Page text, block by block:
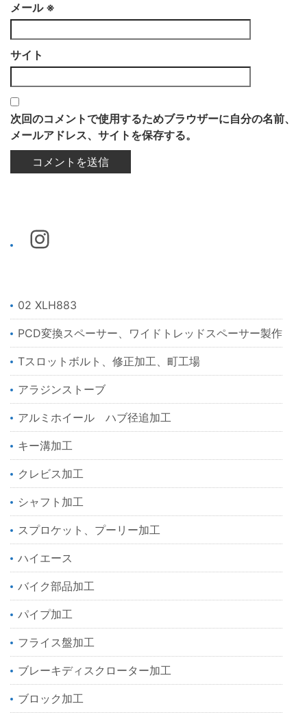
メール ※
サイト
次回のコメントで使用するためブラウザーに自分の名前、
メールアドレス、サイトを保存する。
02 XLH883
PCD変換スペーサー、ワイドトレッドスペーサー製作
Tスロットボルト、修正加工、町工場
アラジンストーブ
アルミホイール ハブ径追加工
キー溝加工
クレビス加工
シャフト加工
スプロケット、プーリー加工
ハイエース
バイク部品加工
パイプ加工
フライス盤加工
ブレーキディスクローター加工
ブロック加工